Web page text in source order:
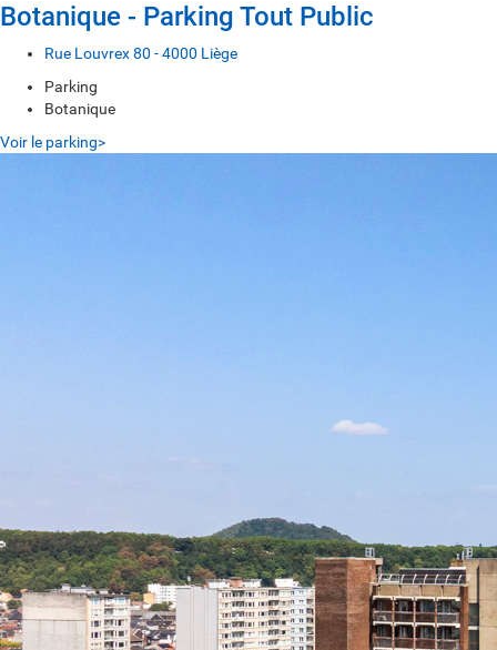
Botanique - Parking Tout Public
Rue Louvrex 80 - 4000 Liège
Parking
Botanique
Voir le parking>